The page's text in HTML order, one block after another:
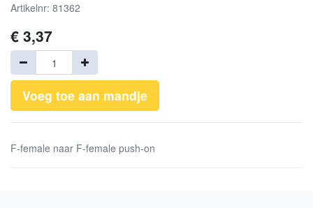
Artikelnr: 81362
€ 3,37
Voeg toe aan mandje
F-female naar F-female push-on